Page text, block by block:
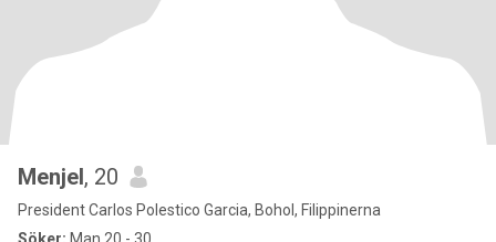
Menjel, 20
President Carlos Polestico Garcia, Bohol, Filippinerna